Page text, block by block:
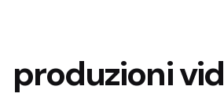
produzioni